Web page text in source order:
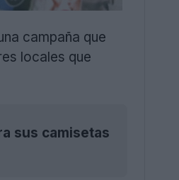
campaña que
locales que
sus camisetas